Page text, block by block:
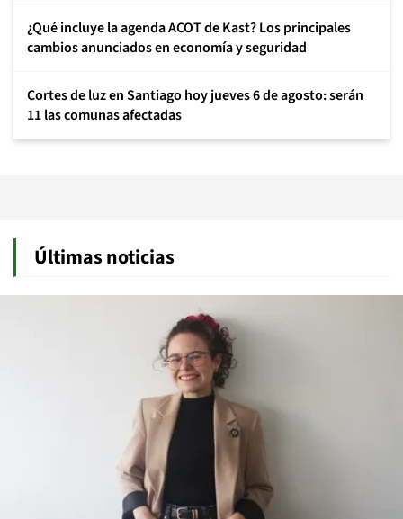
¿Qué incluye la agenda ACOT de Kast? Los principales
cambios anunciados en economía y seguridad
Cortes de luz en Santiago hoy jueves 6 de agosto: serán
11 las comunas afectadas
Últimas noticias